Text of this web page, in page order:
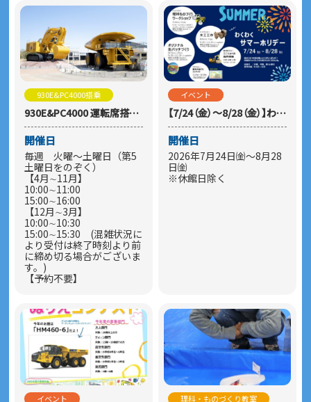
団体見学予約の受付期間変更について（2月1日より）
2026.01.06
4/10(金),4/14(火),9/29(火) 休園のお知らせ
930E&PC4000搭乗
930E&PC4000 運転席搭乗 ※身長制限あり
開催日
毎週 火曜～土曜日（第5
土曜日をのぞく）
【4月∼11月】
10:00∼11:00
15:00∼16:00
【12月∼3月】
10:00∼10:30
15:00∼15:30 (混雑状況に
より受付は終了時刻より前
に締め切る場合がございま
す。)
【予約不要】
イベント
【7/24（金）～8/28（金）】わくわくサマーホリデー
開催日
2026年7月24日㈮～8月28
日㈮
※休館日除く
イベント 理科・ものづくり教室